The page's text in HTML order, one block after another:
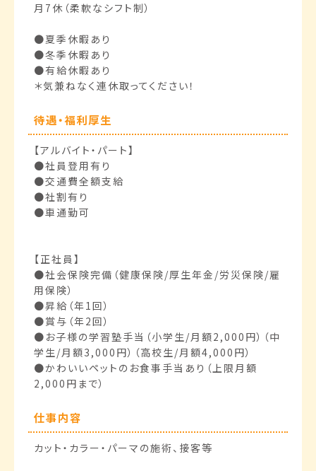
月7休（柔軟なシフト制）
●夏季休暇あり
●冬季休暇あり
●有給休暇あり
＊気兼ねなく連休取ってください！
待遇・福利厚生
【アルバイト・パート】
●社員登用有り
●交通費全額支給
●社割有り
●車通勤可
【正社員】
●社会保険完備（健康保険/厚生年金/労災保険/雇
用保険）
●昇給（年1回）
●賞与（年2回）
●お子様の学習塾手当（小学生/月額2,000円）（中
学生/月額3,000円）（高校生/月額4,000円）
●かわいいペットのお食事手当あり（上限月額
2,000円まで）
仕事内容
カット・カラー・パーマの施術、接客等